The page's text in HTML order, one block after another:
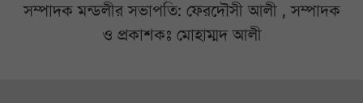
সম্পাদক মন্ডলীর সভাপতি: ফেরদৌসী আলী , সম্পাদক
ও প্রকাশকঃ মোহাম্মদ আলী